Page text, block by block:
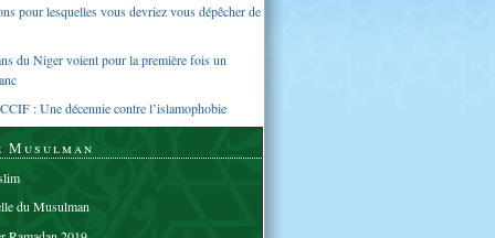
pour lesquelles vous devriez vous dépêcher de
du Niger voient pour la première fois un
: Une décennie contre l’islamophobie
Musulman
du Musulman